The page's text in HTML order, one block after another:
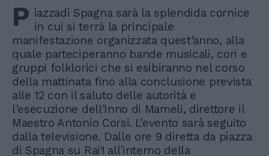
P iazzadi Spagna sarà la splendida cornice
in cui si terrà la principale
manifestazione organizzata quest'anno, alla
quale parteciperanno bande musicali, cori e
gruppi folklorici che si esibiranno nel corso
della mattinata fino alla conclusione prevista
alle 12 con il saluto delle autorità e
l'esecuzione dell'Inno di Mameli, direttore il
Maestro Antonio Corsi. L'evento sarà seguito
dalla televisione. Dalle ore 9 diretta da piazza
di Spagna su Rai1 all'interno della